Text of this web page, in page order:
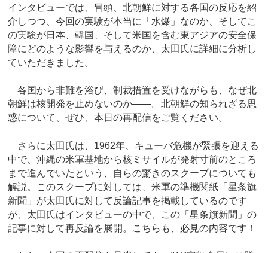
インタビューでは、冒頭、北朝鮮に対する各国の反応を紹
介しつつ、今回の実験が本当に「水爆」なのか、そしてこ
の実験が日本、韓国、そして米国を含む東アジアの安全保
障にどのような影響を与えるのか、太田氏に詳細に分析し
ていただきました。
各国から非難を浴び、制裁措置を受けながらも、なぜ北
朝鮮は核開発を止めないのか――。北朝鮮の知られざる思
惑について、ぜひ、本日の再配信をご覧ください。
さらに太田氏は、1962年、キューバ危機が緊張を迎える
中で、沖縄の米軍基地から核ミサイルが発射寸前のところ
まで進んでいたという、自らの驚きのスクープについても
解説。このスクープに対しては、米軍の準機関紙「星条旗
新聞」が太田氏に対して反論記事を掲載しているのです
が、太田氏はインタビューの中で、この「星条旗新聞」の
記事に対して再反論を展開。こちらも、必見の内容です！